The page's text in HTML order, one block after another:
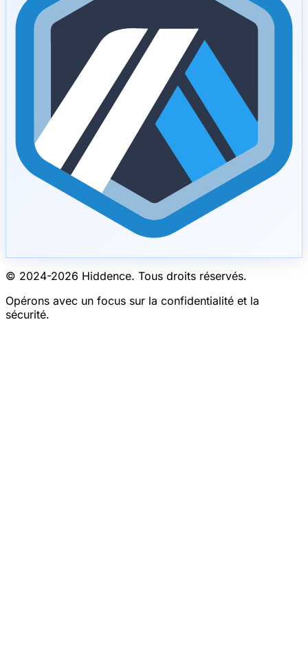
© 2024-2026 Hiddence. Tous droits réservés.
Opérons avec un focus sur la confidentialité et la
sécurité.